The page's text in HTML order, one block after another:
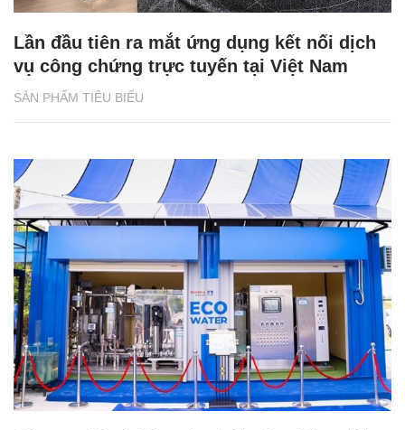
SẢN PHẨM TIÊU BIỂU
Lần đầu tiên ra mắt ứng dụng kết nối dịch
vụ công chứng trực tuyến tại Việt Nam